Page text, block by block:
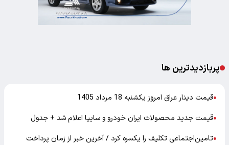
پربازدیدترین ها
●قیمت دینار عراق امروز یکشنبه 18 مرداد 1405
●قیمت جدید محصولات ایران خودرو و سایپا اعلام شد + جدول
●تامین‌اجتماعی تکلیف را یکسره کرد / آخرین خبر از زمان پرداخت